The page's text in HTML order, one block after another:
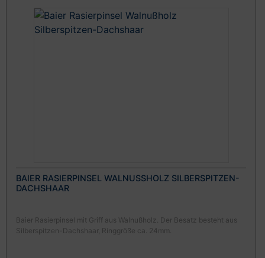
BAIER RASIERPINSEL WALNUSSHOLZ SILBERSPITZEN-D
ACHSHAAR
Baier Rasierpinsel mit Griff aus Walnußholz. Der Besatz besteht aus
Silberspitzen-Dachshaar, Ringgröße ca. 24mm.